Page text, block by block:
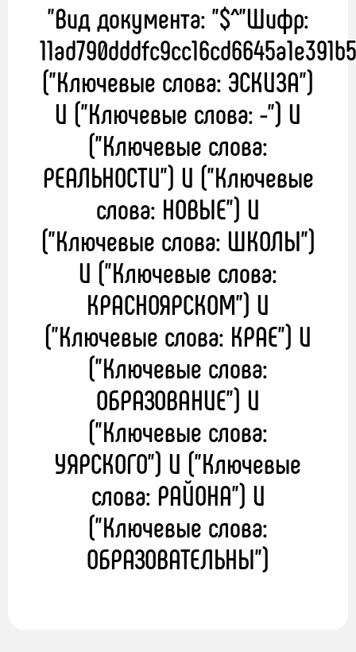
"Вид документа: "$^"Шифр:
("Ключевые слова: ЭСКИЗА")
И ("Ключевые слова: -") И
("Ключевые слова:
РЕАЛЬНОСТИ") И ("Ключевые
слова: НОВЫЕ") И
("Ключевые слова: ШКОЛЫ")
И ("Ключевые слова:
КРАСНОЯРСКОМ") И
("Ключевые слова: КРАЕ") И
("Ключевые слова:
ОБРАЗОВАНИЕ") И
("Ключевые слова:
УЯРСКОГО") И ("Ключевые
слова: РАЙОНА") И
("Ключевые слова:
ОБРАЗОВАТЕЛЬНЫ")